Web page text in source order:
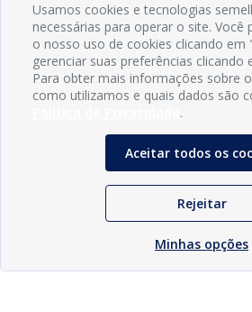
© Prefeitura Municipal do Conde |
Usamos cookies e tecnologias
necessárias para operar o site. Você
o nosso uso de cookies clicando em
gerenciar suas preferências clicando
Para obter mais informações sobre
como utilizamos e quais dados são
.
Aceitar todos os
Rejeitar
Minhas opções